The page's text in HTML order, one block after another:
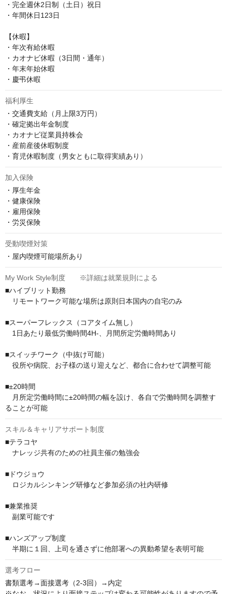
・完全週休2日制（土日）祝日
・年間休日123日
【休暇】
・年次有給休暇
・カオナビ休暇（3日間・通年）
・年末年始休暇
・慶弔休暇
福利厚生
・交通費支給（月上限3万円）
・確定拠出年金制度
・カオナビ従業員持株会
・産前産後休暇制度
・育児休暇制度（男女ともに取得実績あり）
加入保険
・厚生年金
・健康保険
・雇用保険
・労災保険
受動喫煙対策
・屋内喫煙可能場所あり
My Work Style制度 ※詳細は就業規則による
■ハイブリット勤務
リモートワーク可能な場所は原則日本国内の自宅のみ
■スーパーフレックス（コアタイム無し）
1日あたり最低労働時間4H-、月間所定労働時間あり
■スイッチワーク（中抜け可能）
役所や病院、お子様の送り迎えなど、都合に合わせて調整可能
■±20時間
月所定労働時間に±20時間の幅を設け、各自で労働時間を調整す
ることが可能
スキル＆キャリアサポート制度
■テラコヤ
ナレッジ共有のための社員主催の勉強会
■ドウジョウ
ロジカルシンキング研修など参加必須の社内研修
■兼業推奨
副業可能です
■ハンズアップ制度
半期に１回、上司を通さずに他部署への異動希望を表明可能
選考フロー
書類選考→面接選考（2-3回）→内定